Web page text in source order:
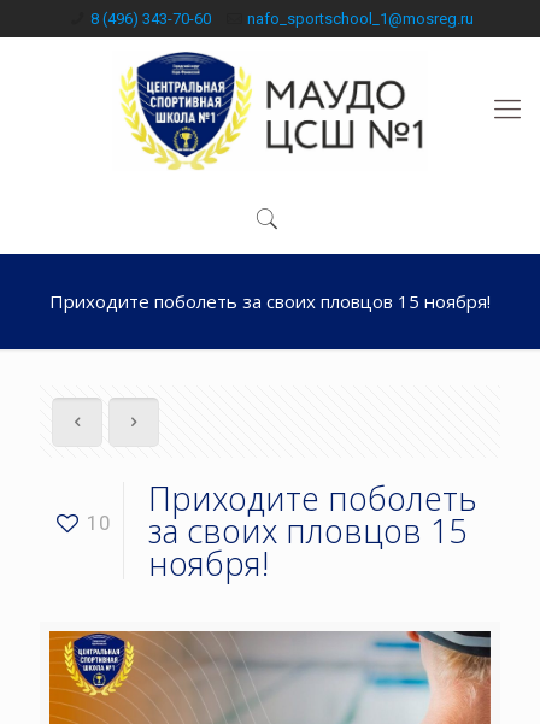
8 (496) 343-70-60 nafo_sportschool_1@mosreg.ru
Приходите поболеть за своих пловцов 15 ноября!
10
Приходите поболеть
за своих пловцов 15
ноября!